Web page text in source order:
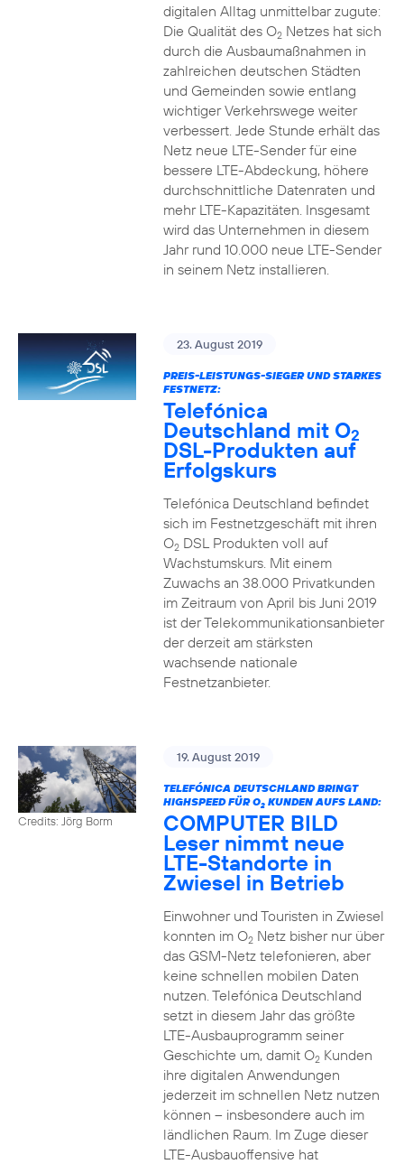
digitalen Alltag unmittelbar zugute:
Die Qualität des O2Netzes hat sich
durch die Ausbaumaßnahmen in
zahlreichen deutschen Städten
und Gemeinden sowie entlang
wichtiger Verkehrswege weiter
verbessert. Jede Stunde erhält das
Netz neue LTE-Sender für eine
bessere LTE-Abdeckung, höhere
durchschnittliche Datenraten und
mehr LTE-Kapazitäten. Insgesamt
wird das Unternehmen in diesem
Jahr rund 10.000 neue LTE-Sender
in seinem Netz installieren.
23. August 2019
PREIS-LEISTUNGS-SIEGER UND STARKES
FESTNETZ:
Telefónica
Deutschland mit O2
DSL-Produkten auf
Erfolgskurs
Telefónica Deutschland befindet
sich im Festnetzgeschäft mit ihren
O2DSL Produkten voll auf
Wachstumskurs. Mit einem
Zuwachs an 38.000 Privatkunden
im Zeitraum von April bis Juni 2019
ist der Telekommunikationsanbieter
der derzeit am stärksten
wachsende nationale
Festnetzanbieter.
Credits: Jörg Borm
19. August 2019
TELEFÓNICA DEUTSCHLAND BRINGT
HIGHSPEED FÜR O2KUNDEN AUFS LAND:
COMPUTER BILD
Leser nimmt neue
LTE-Standorte in
Zwiesel in Betrieb
Einwohner und Touristen in Zwiesel
konnten im O2Netz bisher nur über
das GSM-Netz telefonieren, aber
keine schnellen mobilen Daten
nutzen. Telefónica Deutschland
setzt in diesem Jahr das größte
LTE-Ausbauprogramm seiner
Geschichte um, damit O2Kunden
ihre digitalen Anwendungen
jederzeit im schnellen Netz nutzen
können – insbesondere auch im
ländlichen Raum. Im Zuge dieser
LTE-Ausbauoffensive hat